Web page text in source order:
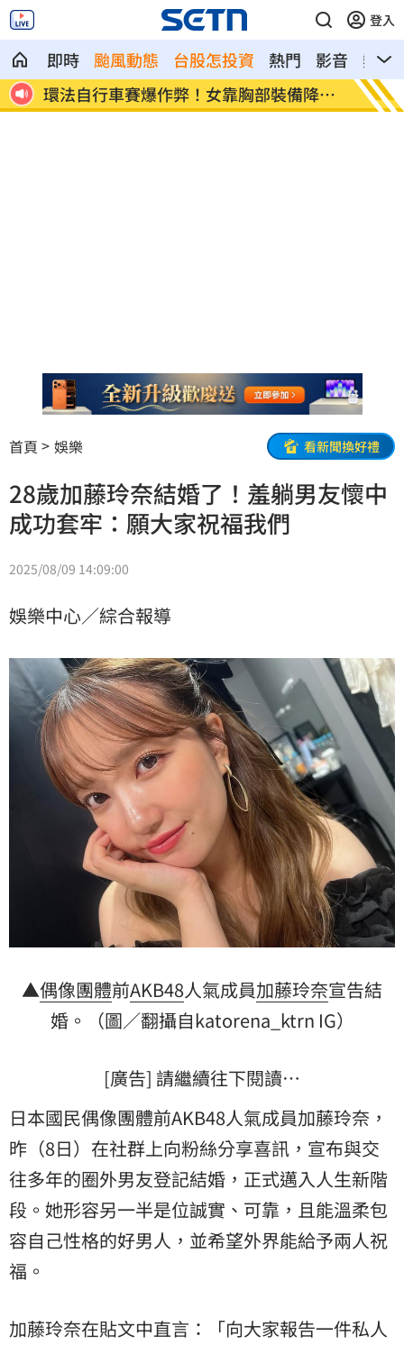
登入
即時 颱風動態 台股怎投資 熱門 影音
熱搜
風
學霸牙醫槓離職員工 為3萬筆電互告慘勝 俄羅
首頁 娛樂 看新聞換好禮
28歲加藤玲奈結婚了！羞躺男友懷中
成功套牢：願大家祝福我們
2025/08/09 14:09:00
娛樂中心／綜合報導
▲偶像團體前AKB48人氣成員加藤玲奈宣告結
婚。（圖／翻攝自katorena_ktrn IG）
[廣告] 請繼續往下閱讀…
日本國民偶像團體前AKB48人氣成員加藤玲奈，
昨（8日）在社群上向粉絲分享喜訊，宣布與交
往多年的圈外男友登記結婚，正式邁入人生新階
段。她形容另一半是位誠實、可靠，且能溫柔包
容自己性格的好男人，並希望外界能給予兩人祝
福。
加藤玲奈在貼文中直言：「向大家報告一件私人